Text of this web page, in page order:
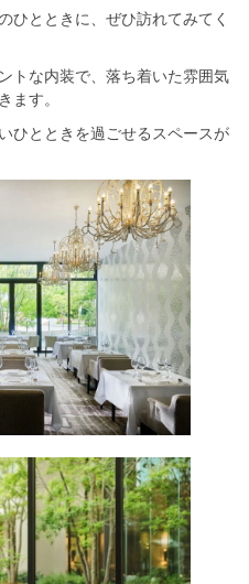
ひとときに、ぜひ訪れてみてく
トな内装で、落ち着いた雰囲気
ます。
ひとときを過ごせるスペースが